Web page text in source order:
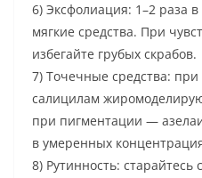
6) Эксфолиация: 1–2 раза
мягкие средства. При
избегайте грубых скрабов.
7) Точечные средства:
салицилам
при пигментации —
в умеренных
8) Рутинность: старайтесь